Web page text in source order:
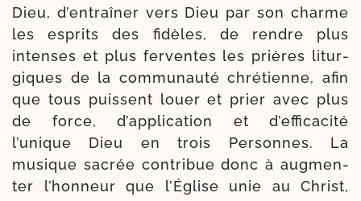
Dieu, d’entraîner vers Dieu par son charme
les esprits des fidèles, de rendre plus
intenses et plus fer­ventes les prières litur­
giques de la com­mu­nau­té chré­tienne, afin
que tous puissent louer et prier avec plus
de force, d’application et d’efficacité
l’unique Dieu en trois Personnes. La
musique sacrée contri­bue donc à aug­men­
ter l’honneur que l’Église unie au Christ,